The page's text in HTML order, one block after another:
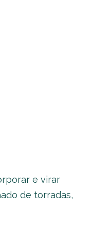
e virar
de torradas,